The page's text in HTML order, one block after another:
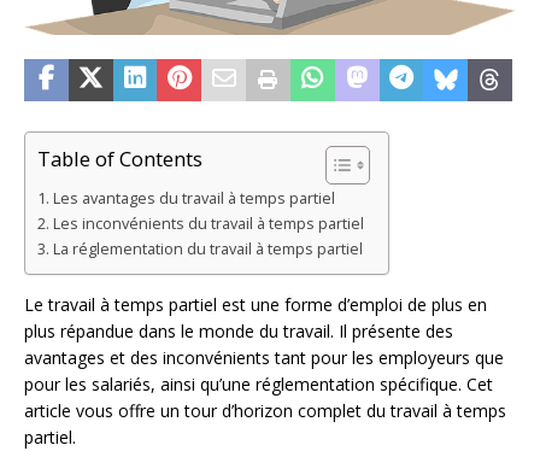
Table of Contents
Les avantages du travail à temps partiel
Les inconvénients du travail à temps partiel
La réglementation du travail à temps partiel
Le travail à temps partiel est une forme d’emploi de plus en
plus répandue dans le monde du travail. Il présente des
avantages et des inconvénients tant pour les employeurs que
pour les salariés, ainsi qu’une réglementation spécifique. Cet
article vous offre un tour d’horizon complet du travail à temps
partiel.